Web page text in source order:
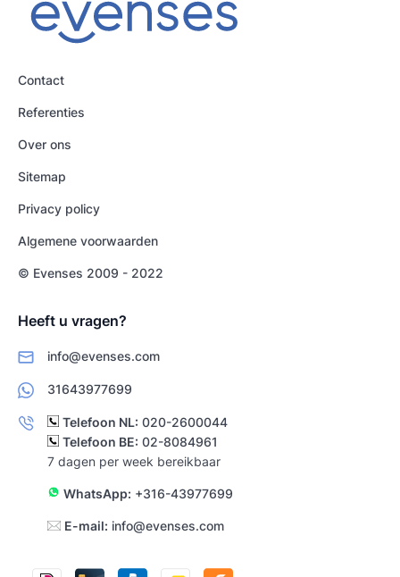
Contact
Referenties
Over ons
Sitemap
Privacy policy
Algemene voorwaarden
© Evenses 2009 - 2022
Heeft u vragen?
info@evenses.com
31643977699
Telefoon NL: 020-2600044
Telefoon BE: 02-8084961
7 dagen per week bereikbaar
WhatsApp: +316-43977699
E-mail: info@evenses.com